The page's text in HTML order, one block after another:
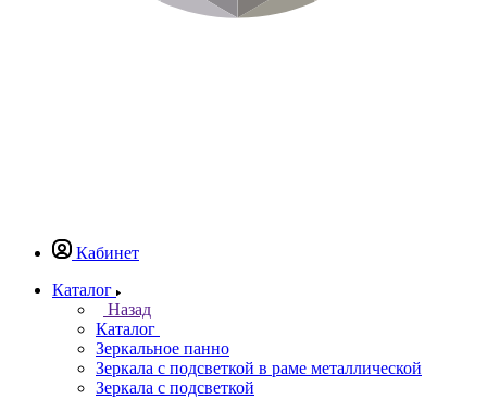
Кабинет
Каталог
Назад
Каталог
Зеркальное панно
Зеркала с подсветкой в раме металлической
Зеркала с подсветкой